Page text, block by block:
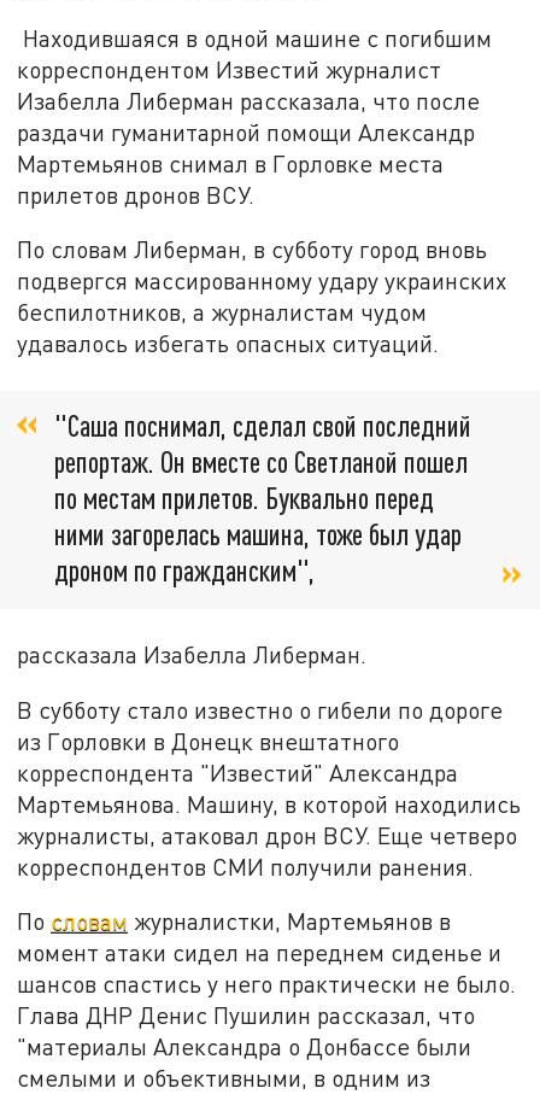
Находившаяся в одной машине с погибшим
корреспондентом Известий журналист
Изабелла Либерман рассказала, что после
раздачи гуманитарной помощи Александр
Мартемьянов снимал в Горловке места
прилетов дронов ВСУ.
По словам Либерман, в субботу город вновь
подвергся массированному удару украинских
беспилотников, а журналистам чудом
удавалось избегать опасных ситуаций.
"Саша поснимал, сделал свой последний
репортаж. Он вместе со Светланой пошел
по местам прилетов. Буквально перед
ними загорелась машина, тоже был удар
дроном по гражданским",
рассказала Изабелла Либерман.
В субботу стало известно о гибели по дороге
из Горловки в Донецк внештатного
корреспондента "Известий" Александра
Мартемьянова. Машину, в которой находились
журналисты, атаковал дрон ВСУ. Еще четверо
корреспондентов СМИ получили ранения.
По словам журналистки, Мартемьянов в
момент атаки сидел на переднем сиденье и
шансов спастись у него практически не было.
Глава ДНР Денис Пушилин рассказал, что
"материалы Александра о Донбассе были
смелыми и объективными, в одним из